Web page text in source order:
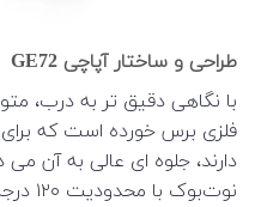
طراحی و ساختار آپاچی GE72
با نگاهی دقیق تر به درب،
فلزی برس خورده است که
دارند، جلوه ای عالی به آن